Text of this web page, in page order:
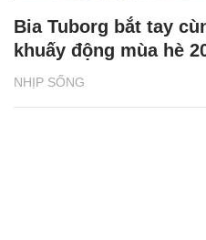
NHỊP SỐNG
Bia Tuborg bắt tay
khuấy động mùa hè